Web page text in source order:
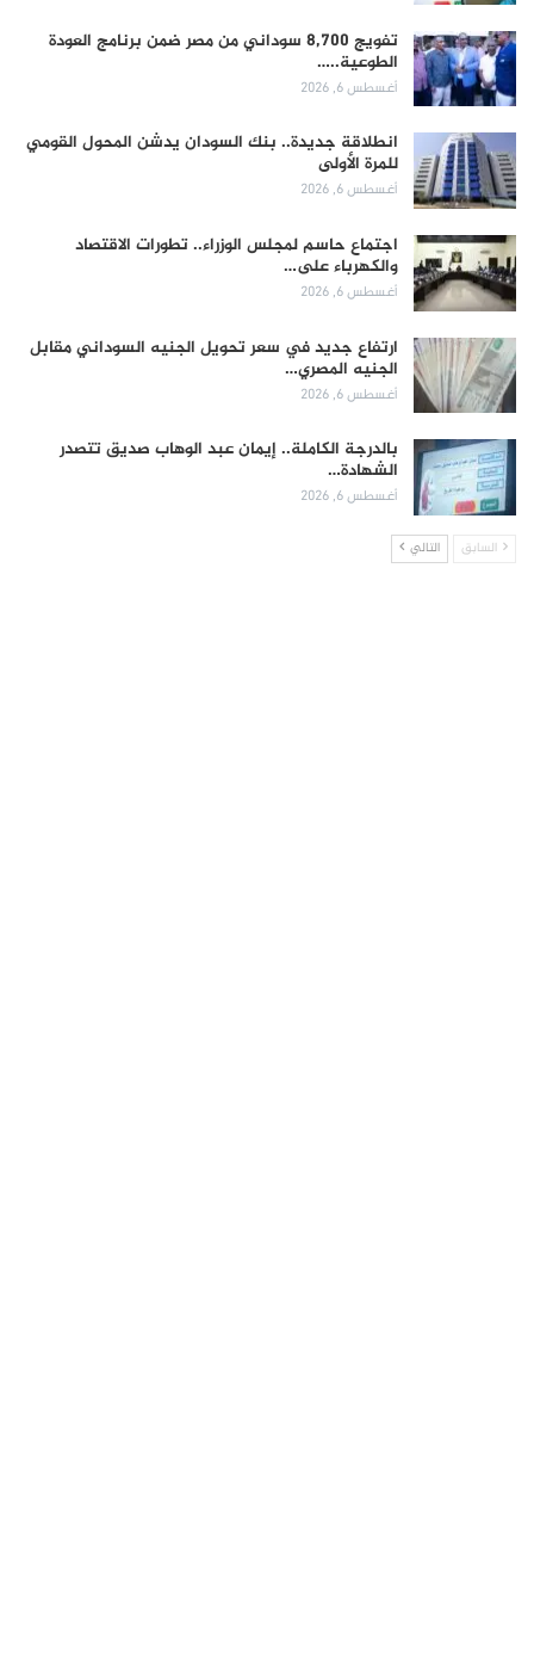
تفويج 8,700 سوداني من مصر ضمن برنامج العودة
الطوعية..…
أغسطس 6, 2026
انطلاقة جديدة.. بنك السودان يدشن المحول القومي
للمرة الأولى
أغسطس 6, 2026
اجتماع حاسم لمجلس الوزراء.. تطورات الاقتصاد
والكهرباء على…
أغسطس 6, 2026
ارتفاع جديد في سعر تحويل الجنيه السوداني مقابل
الجنيه المصري…
أغسطس 6, 2026
بالدرجة الكاملة.. إيمان عبد الوهاب صديق تتصدر
الشهادة…
أغسطس 6, 2026
السابق التالي